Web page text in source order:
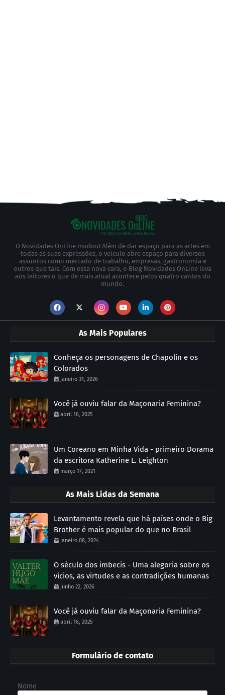
O Novidades OnLine mudou! Além de dar espaço para as artes em
todas as suas expressões, o veículo abre espaço para diversos
assuntos como mercado de trabalho, empresas, gastronomia e
outros que tais. Com essa nova cara, o Blog Novidades OnLine leva
aos leitores o que de mais atual acontece pelos quatro cantos do
mundo.
As Mais Populares
Conheça os personagens de Chapolin e os
Colorados
janeiro 31, 2026
Você já ouviu falar da Maçonaria Feminina?
abril 16, 2025
Um Coreano em Minha Vida - primeiro Dorama
da escritora Katherine L. Leighton
março 17, 2021
As Mais Lidas da Semana
Levantamento revela que há países onde o Big
Brother é mais popular do que no Brasil
janeiro 08, 2024
O século dos imbecis - Uma alegoria sobre os
vícios, as virtudes e as contradições humanas
junho 22, 2026
Você já ouviu falar da Maçonaria Feminina?
abril 16, 2025
Formulário de contato
Nome